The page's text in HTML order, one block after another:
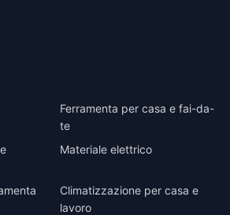
Ferramenta per casa e fai-da-
te
Materiale elettrico
Climatizzazione per casa e
lavoro